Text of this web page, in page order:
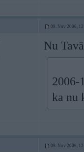
09. Nov 2006,
Nu
2006-
ka nu
09. Nov 2006,